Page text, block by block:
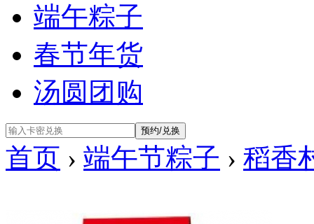
端午粽子
春节年货
汤圆团购
首页 › 端午节粽子 › 稻香